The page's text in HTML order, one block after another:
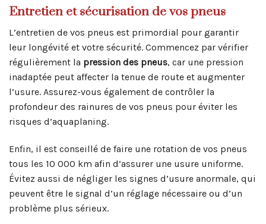
Entretien et sécurisation de vos pneus
L’entretien de vos pneus est primordial pour garantir
leur longévité et votre sécurité. Commencez par vérifier
régulièrement la pression des pneus, car une pression
inadaptée peut affecter la tenue de route et augmenter
l’usure. Assurez-vous également de contrôler la
profondeur des rainures de vos pneus pour éviter les
risques d’aquaplaning.
Enfin, il est conseillé de faire une rotation de vos pneus
tous les 10 000 km afin d’assurer une usure uniforme.
Évitez aussi de négliger les signes d’usure anormale, qui
peuvent être le signal d’un réglage nécessaire ou d’un
problème plus sérieux.